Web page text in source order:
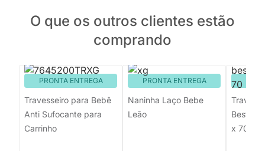
O que os outros clientes estão
comprando
PRONTA ENTREGA
Travesseiro para Bebê
Anti Sufocante para
Carrinho
PRONTA ENTREGA
Naninha Laço Bebe
Leão
x 70cm